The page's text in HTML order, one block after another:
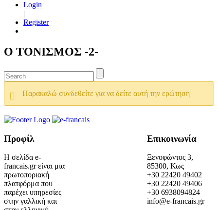
Login
|
Register
Ο ΤΟΝΙΣΜΟΣ -2-
Παρακαλώ συνδεθείτε για να δείτε αυτή την ερώτηση
Προφίλ
Η σελίδα e-
francais.gr είναι μια
πρωτοποριακή
πλατφόρμα που
παρέχει υπηρεσίες
στην γαλλική και
Επικοινωνία
Ξενοφώντος 3,
85300, Κως
+30 22420 49402
+30 22420 49406
+30 6938094824
info@e-francais.gr